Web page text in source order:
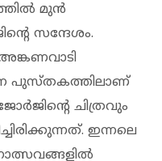
മുന്‍
സന്ദേശം.
പുസ്തകത്തിലാണ്
ചിത്രവും
ഇന്നലെ